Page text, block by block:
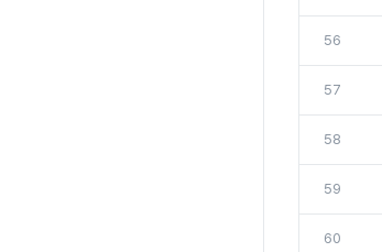
56
57
58
59
60